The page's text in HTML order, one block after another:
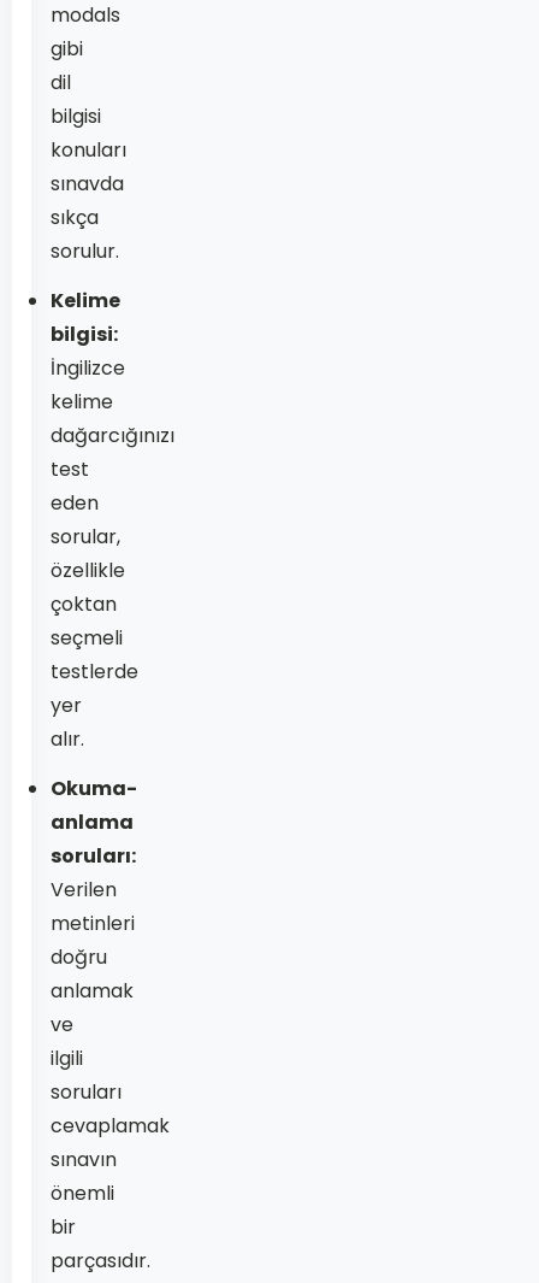
modals
gibi
dil
bilgisi
konuları
sınavda
sıkça
sorulur.
Kelime
bilgisi:
İngilizce
kelime
dağarcığınızı
test
eden
sorular,
özellikle
çoktan
seçmeli
testlerde
yer
alır.
Okuma-
anlama
soruları:
Verilen
metinleri
doğru
anlamak
ve
ilgili
soruları
cevaplamak
sınavın
önemli
bir
parçasıdır.